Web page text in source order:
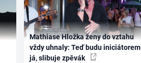
Mathiase Hložka ženy do vztahu
vždy uhnaly: Teď budu iniciátorem
já, slibuje zpěvák